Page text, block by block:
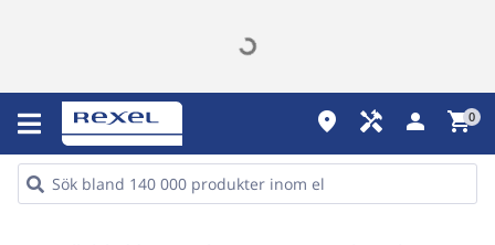
place handyman person shopping_cart0